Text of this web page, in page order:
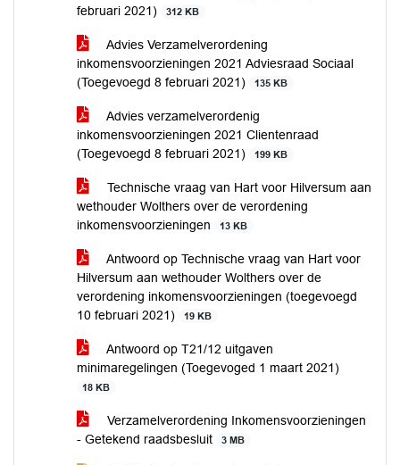
februari 2021)
312 KB
Advies Verzamelverordening
inkomensvoorzieningen 2021 Adviesraad Sociaal
(Toegevoegd 8 februari 2021)
135 KB
Advies verzamelverordenig
inkomensvoorzieningen 2021 Clientenraad
(Toegevoegd 8 februari 2021)
199 KB
Technische vraag van Hart voor Hilversum aan
wethouder Wolthers over de verordening
inkomensvoorzieningen
13 KB
Antwoord op Technische vraag van Hart voor
Hilversum aan wethouder Wolthers over de
verordening inkomensvoorzieningen (toegevoegd
10 februari 2021)
19 KB
Antwoord op T21/12 uitgaven
minimaregelingen (Toegevoged 1 maart 2021)
18 KB
Verzamelverordening Inkomensvoorzieningen
- Getekend raadsbesluit
3 MB